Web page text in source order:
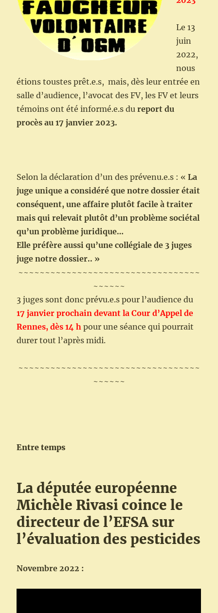
Le 13
juin
2022,
nous
étions toustes prêt.e.s, mais, dès leur entrée en
salle d’audience, l’avocat des FV, les FV et leurs
témoins ont été informé.e.s dureport du
procès au 17 janvier 2023.
Selon la déclaration d’un des prévenu.e.s : «La
juge unique a considéré que notre dossier était
conséquent, une affaire plutôt facile à traiter
mais qui relevait plutôt d’un problème sociétal
qu’un problème juridique…
Elle préfère aussi qu’une collégiale de 3 juges
juge notre dossier.. »
~~~~~~~~~~~~~~~~~~~~~~~~~~~~~~~~~~
~~~~~~
3 juges sont donc prévu.e.s pour l’audience du
17 janvier prochain devant la Cour d’Appel de
Rennes, dès 14 h pour une séance qui pourrait
durer tout l’après midi.
~~~~~~~~~~~~~~~~~~~~~~~~~~~~~~~~~~
~~~~~~
Entre temps
La députée européenne
Michèle Rivasi coince le
directeur de l’EFSA sur
l’évaluation des pesticides
Novembre 2022 :